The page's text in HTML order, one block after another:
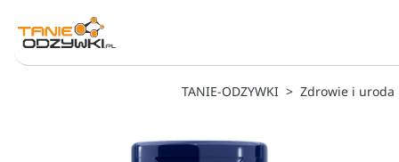
TANIE-ODZYWKI Zdrowie i uroda